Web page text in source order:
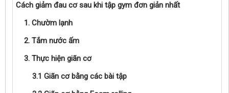
Cách giảm đau cơ sau khi tập gym đơn giản nhất
1. Chườm lạnh
2. Tắm nước ấm
3. Thực hiện giãn cơ
3.1 Giãn cơ bằng các bài tập